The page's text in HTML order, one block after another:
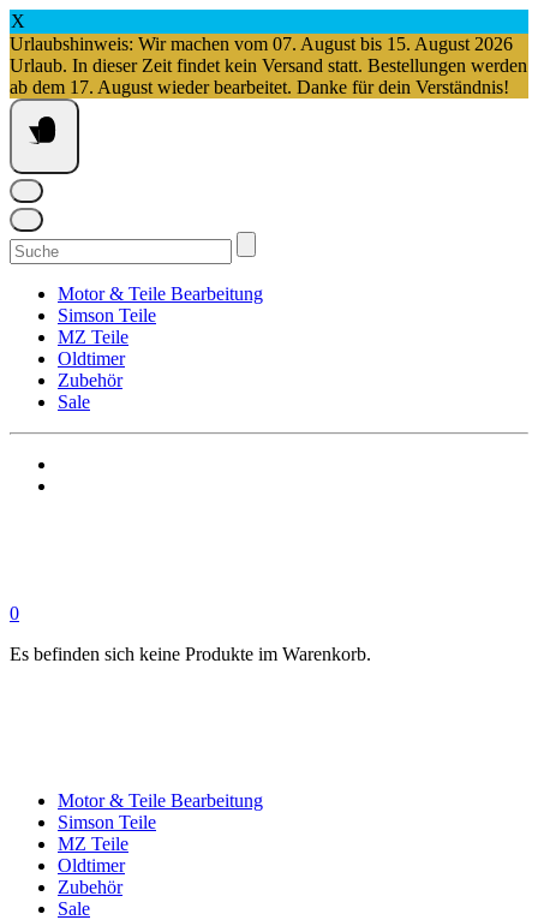
X
Urlaubshinweis: Wir machen vom 07. August bis 15. August 2026
Urlaub. In dieser Zeit findet kein Versand statt. Bestellungen werden
ab dem 17. August wieder bearbeitet. Danke für dein Verständnis!
Springe
zum
Inhalt
Suchen
nach:
Motor & Teile Bearbeitung
Simson Teile
MZ Teile
Oldtimer
Zubehör
Sale
0
Es befinden sich keine Produkte im Warenkorb.
Motor & Teile Bearbeitung
Simson Teile
MZ Teile
Oldtimer
Zubehör
Sale